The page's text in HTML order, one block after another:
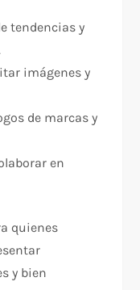
tendencias y
imágenes y
de marcas y
en
quienes
y bien